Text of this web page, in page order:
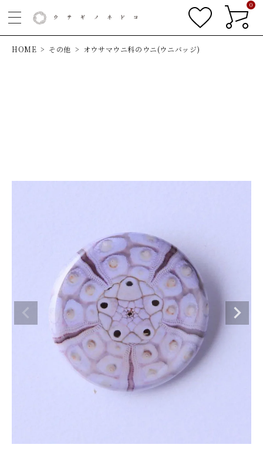
0
HOME その他 オウサマウニ科のウニ(ウニバッジ)